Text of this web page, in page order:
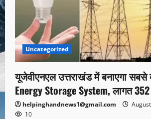
Uncategorized
यूजेवीएनएल उत्तराखंड में बनाएगा
Energy Storage System, लागत
helpinghandnews1@gmail.com
10